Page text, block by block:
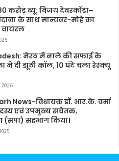
करोड़ व्यू: विजय देवरकोंडा–
के साथ मान्यवर-मोहे का
मेरठ में नाले की सफाई के
ने दी झूठी कॉल, 10 घंटे चला रेस्क्यू
2026
News-विधायक डॉ. आर.के. वर्मा
एवं उपमुख्य सचेतक,
(सपा) सहभाग किया।